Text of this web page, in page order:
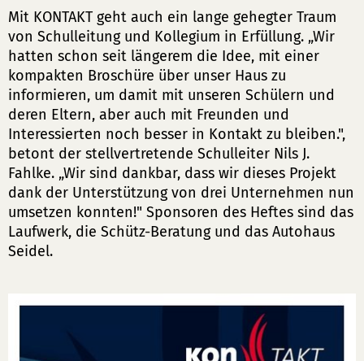
Mit KONTAKT geht auch ein lange gehegter Traum
von Schulleitung und Kollegium in Erfüllung. „Wir
hatten schon seit längerem die Idee, mit einer
kompakten Broschüre über unser Haus zu
informieren, um damit mit unseren Schülern und
deren Eltern, aber auch mit Freunden und
Interessierten noch besser in Kontakt zu bleiben.",
betont der stellvertretende Schulleiter Nils J.
Fahlke. „Wir sind dankbar, dass wir dieses Projekt
dank der Unterstützung von drei Unternehmen nun
umsetzen konnten!" Sponsoren des Heftes sind das
Laufwerk, die Schütz-Beratung und das Autohaus
Seidel.